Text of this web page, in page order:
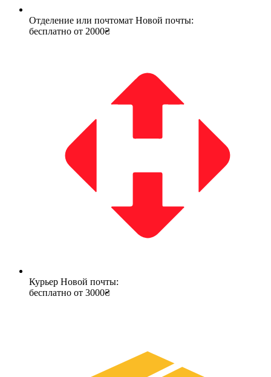
Отделение или почтомат Новой почты:
бесплатно от 2000₴
Курьер Новой почты:
бесплатно от 3000₴